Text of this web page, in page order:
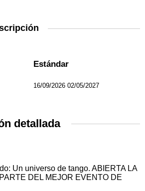
Estándar
16/09/2026 02/05/2027
detallada
Un universo de tango. ABIERTA LA
DEL MEJOR EVENTO DE